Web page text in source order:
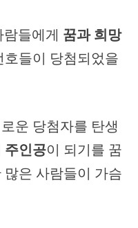
들에게 꿈과 희망
들이 당첨되었을
운 당첨자를 탄생
주인공이 되기를 꿈
은 사람들이 가슴